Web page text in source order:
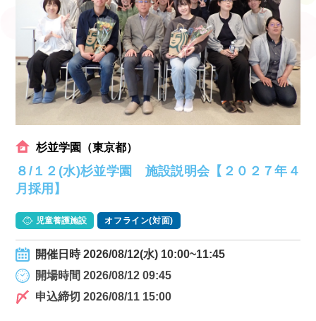
杉並学園（東京都）
８/１２(水)杉並学園 施設説明会【２０２７年４
月採用】
児童養護施設 オフライン(対面)
開催日時 2026/08/12(水) 10:00~11:45
開場時間 2026/08/12 09:45
申込締切 2026/08/11 15:00